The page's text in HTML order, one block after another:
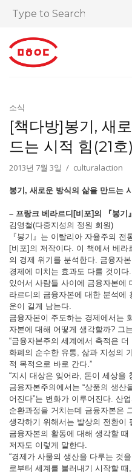
소식
[책다방]봉기, 새
드는 시적 힘(21호)
2013년 7월 3일 culturalaction
봉기, 새로운 방식의 삶을 만드는
– 프랑크 베라르디[비포]의 『봉기
김영철(다중지성의 정원 회원)
『봉기』는 이탈리아 자율주의
[비포]의 저작이다. 이 책에서 베
의 경제 위기를 분석한다. 금융자
경제에 미치는 효과도 다를 것이
있어서 사람들 사이에 금융자본에
라르디의 금융자본에 대한 분석에
운이 길게 남는다.
금융자본이 주도하는 경제에서는
자본에 대해 어떻게 생각할까? 그
“금융자본주의 세계에서 축적은
화폐의 순수한 유통, 삶과 지성의
적 목적으로 바로 간다.”
“지시 대상은 잊어라, 돈이 세상을
금융자본주의에서는 “상품의 생
어진다”는 변화가 이루어진다. 산
순환과정을 거치는데 금융자본은
생각하기 위해서는 발상의 전환이
금융자본의 활동에 대해 생각할
저자도 이렇게 말한다.
“경제가 사물의 생산을 다루는 것
로부터 세계를 불러내기 시작할